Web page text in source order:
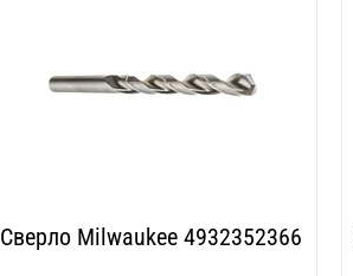
Сверло Milwaukee 4932352366